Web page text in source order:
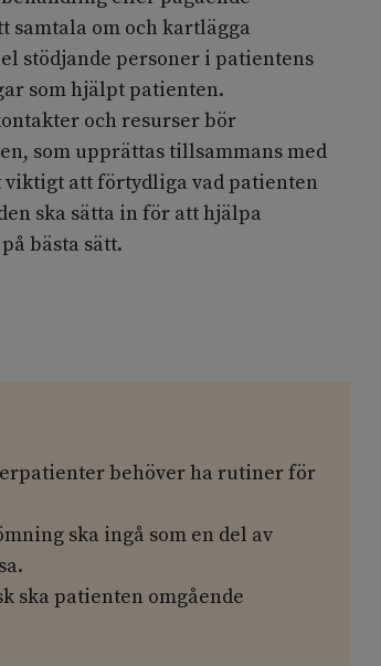
samtala om och kartlägga
stödjande personer i patientens
som hjälpt patienten.
och resurser bör
som upprättas tillsammans med
att förtydliga vad patienten
ska sätta in för att hjälpa
bästa sätt.
behöver ha rutiner för
ska ingå som en del av
ska patienten omgående